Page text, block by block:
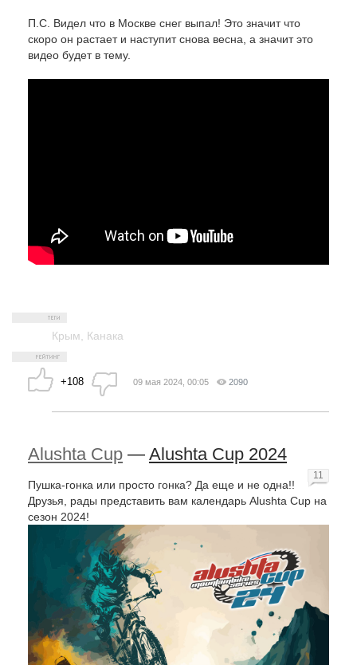
П.С. Видел что в Москве снег выпал! Это значит что
скоро он растает и наступит снова весна, а значит это
видео будет в тему.
Крым Канака
+108 09 мая 2024, 00:05 2090
Alushta Cup — Alushta Cup 2024
Пушка-гонка или просто гонка? Да еще и не одна!!
Друзья, рады представить вам календарь Alushta Cup на
сезон 2024!
11